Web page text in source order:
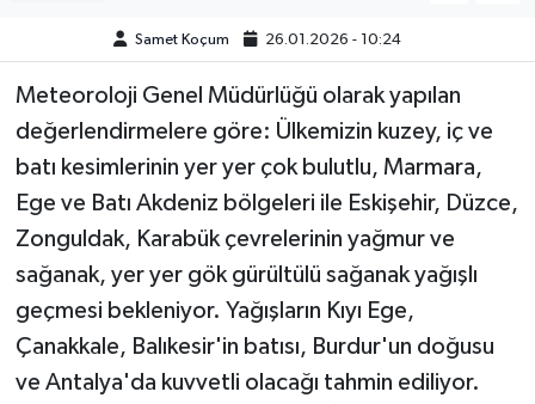
Samet Koçum 26.01.2026 - 10:24
Meteoroloji Genel Müdürlüğü olarak yapılan
değerlendirmelere göre: Ülkemizin kuzey, iç ve
batı kesimlerinin yer yer çok bulutlu, Marmara,
Ege ve Batı Akdeniz bölgeleri ile Eskişehir, Düzce,
Zonguldak, Karabük çevrelerinin yağmur ve
sağanak, yer yer gök gürültülü sağanak yağışlı
geçmesi bekleniyor. Yağışların Kıyı Ege,
Çanakkale, Balıkesir'in batısı, Burdur'un doğusu
ve Antalya'da kuvvetli olacağı tahmin ediliyor.
Spor
Teknoloji
Video Haber
Yaşam
Yeme-İçme